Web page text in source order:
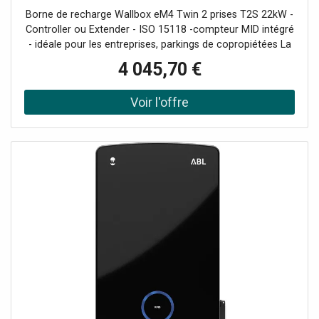
Borne de recharge Wallbox eM4 Twin 2 prises T2S 22kW -
Controller ou Extender - ISO 15118 -compteur MID intégré
- idéale pour les entreprises, parkings de copropiétées La
borne de recharge ABL Wallbox eM4 Twin est la solution
idéale pour les entreprises, les résidences, les parkings et
même les foyers. Dotée de prises de type 2S avec volets
de protection, cette borne de recharge doubles permet la
verrouillés ou déverrouillés à tout moment pour une
utilisation simplifiée. Installation rapide et utilisation
d'alimentation, l'installation de la ABL Wallbox eM4 Twin
est rapide et peut être réalisée par une seule personne.
L'application de configuration ABL, disponible sur Android
et iOS, rend la mise en service encore plus facile. Son
interface intuitive fournit des retours visuels et sonores
pour garantir une expérience utilisateur fluide. Une borne
de recharge ABL Wallbox eM4 Twin est disponible en
version Controller, avec une unité de contrôle intégrée, ou
4 045,70 €